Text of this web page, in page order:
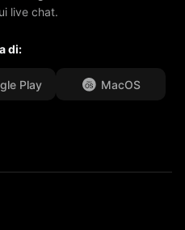
live chat.
di:
Play MacOS